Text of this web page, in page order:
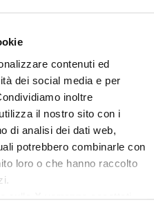
contenuti ed
dei social media e per
inoltre
il nostro sito con i
di analisi dei dati web,
potrebbero combinarle con
loro o che hanno raccolto
sullaXverranno accettati